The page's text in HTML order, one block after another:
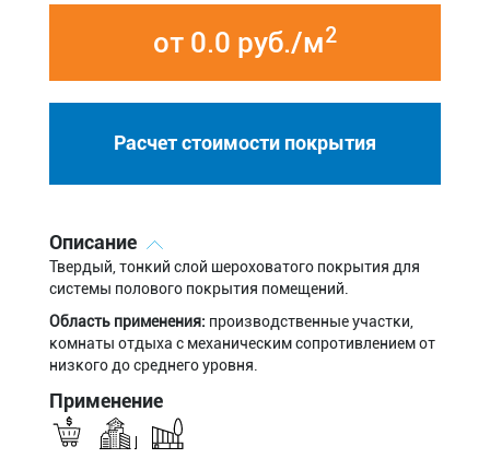
от 0.0 руб./м2
Расчет стоимости покрытия
Описание
Твердый, тонкий слой шероховатого покрытия для
системы полового покрытия помещений.
Область применения: производственные участки,
комнаты отдыха с механическим сопротивлением от
низкого до среднего уровня.
Применение